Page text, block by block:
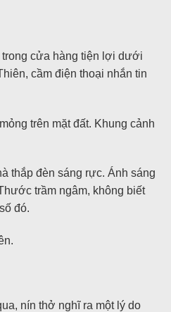
cửa hàng tiện lợi dưới
cầm điện thoại nhắn tin
trên mặt đất. Khung cảnh
thắp đèn sáng rực. Ánh sáng
trầm ngâm, không biết
đó.
nín thở nghĩ ra một lý do